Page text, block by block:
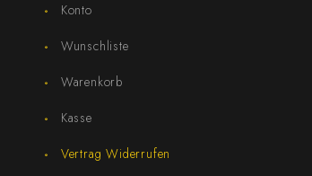
Konto
Wunschliste
Warenkorb
Kasse
Vertrag Widerrufen